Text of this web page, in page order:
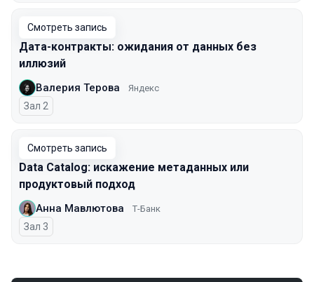
Смотреть запись
Дата-контракты: ожидания от данных без
иллюзий
Валерия Терова Яндекс
Зал 2
Смотреть запись
Data Catalog: искажение метаданных или
продуктовый подход
Анна Мавлютова Т-Банк
Зал 3